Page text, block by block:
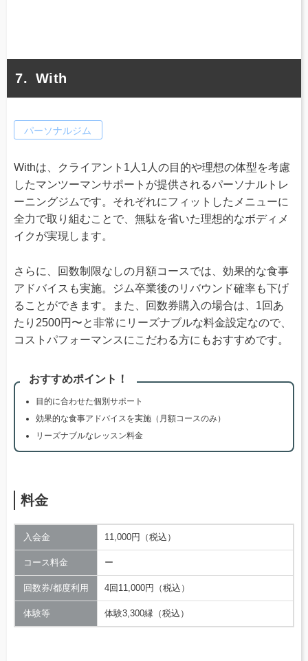
With
パーソナルジム
Withは、クライアント1人1人の目的や理想の体型を考慮
したマンツーマンサポートが提供されるパーソナルトレ
ーニングジムです。それぞれにフィットしたメニューに
全力で取り組むことで、無駄を省いた理想的なボディメ
イクが実現します。
さらに、回数制限なしの月額コースでは、効果的な食事
アドバイスも実施。ジム卒業後のリバウンド確率も下げ
ることができます。また、回数券購入の場合は、1回あ
たり2500円〜と非常にリーズナブルな料金設定なので、
コストパフォーマンスにこだわる方にもおすすめです。
おすすめポイント！
目的に合わせた個別サポート
効果的な食事アドバイスを実施（月額コースのみ）
リーズナブルなレッスン料金
料金
入会金 11,000円（税込）
コース料金 ー
回数券/都度利用 4回11,000円（税込）
体験等 体験3,300縁（税込）